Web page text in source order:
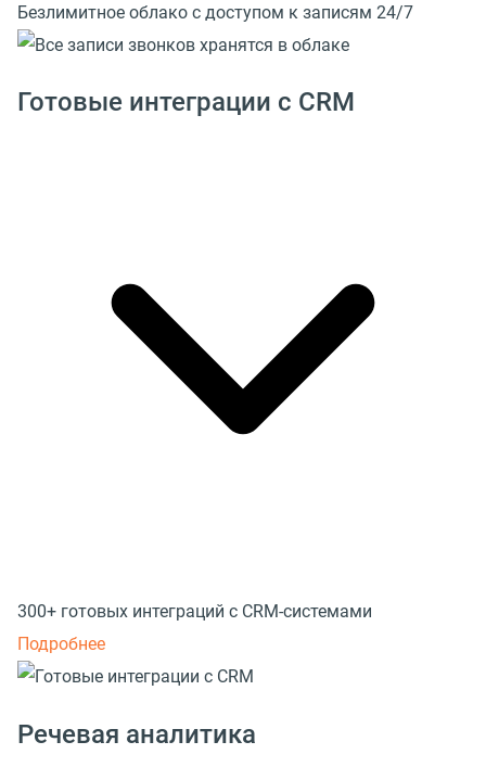
Безлимитное облако с доступом к записям 24/7
Готовые интеграции с CRM
300+ готовых интеграций с CRM-системами
Подробнее
Речевая аналитика